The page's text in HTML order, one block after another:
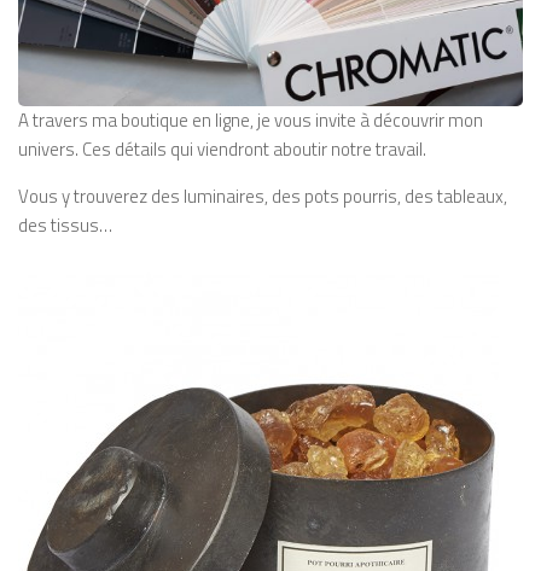
A travers ma boutique en ligne, je vous invite à découvrir mon
univers. Ces détails qui viendront aboutir notre travail.
Vous y trouverez des luminaires, des pots pourris, des tableaux,
des tissus…